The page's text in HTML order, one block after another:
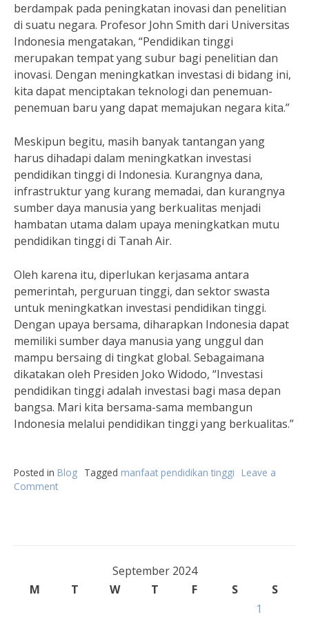
berdampak pada peningkatan inovasi dan penelitian
di suatu negara. Profesor John Smith dari Universitas
Indonesia mengatakan, “Pendidikan tinggi
merupakan tempat yang subur bagi penelitian dan
inovasi. Dengan meningkatkan investasi di bidang ini,
kita dapat menciptakan teknologi dan penemuan-
penemuan baru yang dapat memajukan negara kita.”
Meskipun begitu, masih banyak tantangan yang
harus dihadapi dalam meningkatkan investasi
pendidikan tinggi di Indonesia. Kurangnya dana,
infrastruktur yang kurang memadai, dan kurangnya
sumber daya manusia yang berkualitas menjadi
hambatan utama dalam upaya meningkatkan mutu
pendidikan tinggi di Tanah Air.
Oleh karena itu, diperlukan kerjasama antara
pemerintah, perguruan tinggi, dan sektor swasta
untuk meningkatkan investasi pendidikan tinggi.
Dengan upaya bersama, diharapkan Indonesia dapat
memiliki sumber daya manusia yang unggul dan
mampu bersaing di tingkat global. Sebagaimana
dikatakan oleh Presiden Joko Widodo, “Investasi
pendidikan tinggi adalah investasi bagi masa depan
bangsa. Mari kita bersama-sama membangun
Indonesia melalui pendidikan tinggi yang berkualitas.”
Posted in Blog Tagged manfaat pendidikan tinggi
Leave a
Comment
Perkembangan
Negara
September 2024
M
T W T F S
S
1